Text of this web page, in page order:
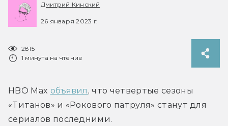
Дмитрий Кинский
26 января 2023 г.
2815
1 минута на чтение
HBO Max объявил , что четвертые сезоны
«Титанов» и «Рокового патруля» станут для
сериалов последними.